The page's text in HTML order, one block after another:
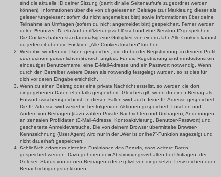
sind die aktuelle ID deiner Sitzung (damit dir alle Seitenaufrufe zugeordnet werden
können), Informationen über die von dir gelesenen Beiträge (zur Markierung dieser als
gelesen/ungelesen; sofern du nicht angemeldet bist) sowie Informationen über deine
Teilnahme an Umfragen (sofern du nicht angemeldet bist) gespeichert. Ferner werden
deine Benutzer-ID, ein Authentifizierungsschlüssel und eine Session-ID gespeichert.
Die Cookies haben standardmäßig eine Gültigkeit von einem Jahr. Alle Cookies kannst
du jederzeit über die Funktion „Alle Cookies löschen“ löschen.
Weiterhin werden die Daten gespeichert, die du bei der Registrierung, in deinem Profil
oder deinem persönlichem Bereich angibst. Für die Registrierung sind mindestens ein
eindeutiger Benutzername, eine E-Mail-Adresse und ein Passwort notwendig. Wenn
durch den Betreiber weitere Daten als notwendig festgelegt wurden, so ist dies für
dich vor deren Eingabe ersichtlich.
Wenn du einen Beitrag oder eine private Nachricht erstellst, so werden die dort
eingegebenen Daten ebenfalls gespeichert. Gleiches gilt, wenn du einen Beitrag als
Entwurf zwischenspeicherst. In diesen Fällen wird auch deine IP-Adresse gespeichert.
Die IP-Adresse wird weiterhin bei folgenden Aktionen gespeichert: Löschen und
Ändern von Beiträgen (dazu zählen Private Nachrichten und Umfragen), Änderungen
an zentralen Profildaten (E-Mail-Adresse, Kontoaktivierung, Benutzer-Passwort) und
gescheiterte Anmeldeversuche. Die von deinem Browser übermittelte Browser-
Kennzeichnung (User Agent) wird nur in der „Wer ist online?“-Funktion angezeigt und
nicht dauerhaft gespeichert.
Schließlich erfordern einzelne Funktionen des Boards, dass weitere Daten
gespeichert werden. Dazu gehören dein Abstimmungsverhalten bei Umfragen, der
Gelesen-Status von deinen Beiträgen oder explizit von dir gesetzte Lesezeichen oder
Benachrichtigungsfunktionen.